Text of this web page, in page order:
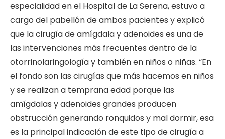
especialidad en el Hospital de La Serena, estuvo a
cargo del pabellón de ambos pacientes y explicó
que la cirugía de amígdala y adenoides es una de
las intervenciones más frecuentes dentro de la
otorrinolaringología y también en niños o niñas. “En
el fondo son las cirugías que más hacemos en niños
y se realizan a temprana edad porque las
amígdalas y adenoides grandes producen
obstrucción generando ronquidos y mal dormir, esa
es la principal indicación de este tipo de cirugía a